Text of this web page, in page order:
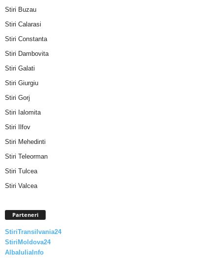
Stiri Buzau
Stiri Calarasi
Stiri Constanta
Stiri Dambovita
Stiri Galati
Stiri Giurgiu
Stiri Gorj
Stiri Ialomita
Stiri Ilfov
Stiri Mehedinti
Stiri Teleorman
Stiri Tulcea
Stiri Valcea
Parteneri
StiriTransilvania24
StiriMoldova24
AlbaIuliaInfo